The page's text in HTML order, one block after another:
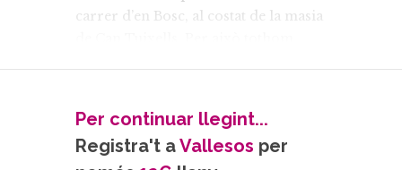
carrer d’en Bosc, al costat de la masia
Als primers anys del segle xx sembla
que l’edifici escolar compartia
Per continuar llegint...
Registra't aVallesos per